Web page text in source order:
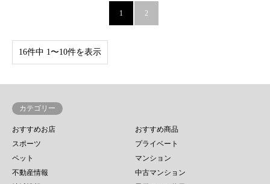
1 2
16件中 1〜10件を表示
カテゴリー
おすすめお店
おすすめ商品
スポーツ
プライベート
ペット
マンション
不動産情報
中古マンション